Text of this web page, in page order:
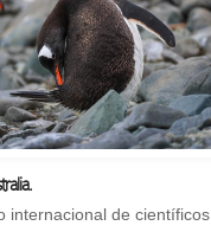
internacional de científicos